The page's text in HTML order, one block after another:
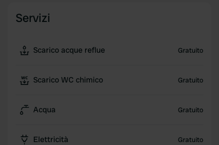
Servizi
Scarico acque reflue Gratuito
Scarico WC chimico Gratuito
Acqua Gratuito
Elettricità Gratuito